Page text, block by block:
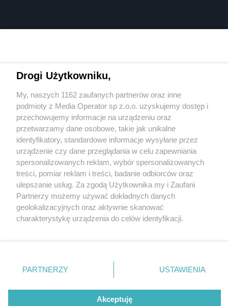
4 / 0
Wydawca mediów lokalnych
Nie zapomnij
zapoznać się z:
polityką prywatności regulamin korzystania z portali
Twojemiasto
Piekary Śląskie
Chorzów
Tarnowskie Góry
Gliwice
Skontakuj sięz nami
Kontakt
Wydawca
Redakcja
Drogi Użytkowniku,
My, naszych 1162 zaufanych partnerów oraz inne
podmioty z Media Operator sp z.o.o. uzyskujemy dostęp i
przechowujemy informacje na urządzeniu oraz
przetwarzamy dane osobowe, takie jak unikalne
identyfikatory, standardowe informacje wysyłane przez
urządzenie czy dane przeglądania w celu zapewniania
spersonalizowanych reklam, wybór spersonalizowanych
treści, pomiar reklam i treści, badanie odbiorców oraz
ulepszanie usług. Za zgodą Użytkownika my i Zaufani
Partnerzy możemy używać dokładnych danych
geolokalizacyjnych oraz aktywnie skanować
charakterystykę urządzenia do celów identyfikacji.
zmienić/wycofać klikając przycisk ustawień prywatności
znajdujący się w lewym dolnym rogu strony
rodzaje przetwarzania danych nie wymagają zgody
użytkownika, ale masz prawo sprzeciwić się takiemu
PARTNERZY USTAWIENIA
Akceptuję